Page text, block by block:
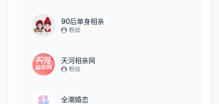
90后单身相亲
粉丝
天河相亲网
粉丝
全潮婚恋